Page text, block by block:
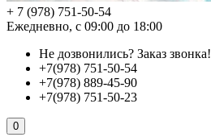
+ 7 (978) 751-50-54
Ежедневно, с 09:00 до 18:00
Не дозвонились? Заказ звонка!
+7(978) 751-50-54
+7(978) 889-45-90
+7(978) 751-50-23
0